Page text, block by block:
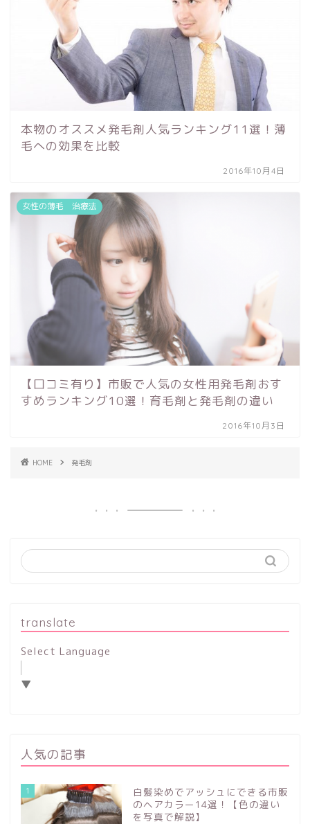
本物のオススメ発毛剤人気ランキング11選！薄
毛への効果を比較
2016年10月4日
女性の薄毛 治療法
【口コミ有り】市販で人気の女性用発毛剤おす
すめランキング10選！育毛剤と発毛剤の違い
2016年10月3日
HOME 発毛剤
translate
Select Language
▼
人気の記事
1
白髪染めでアッシュにできる市販
のヘアカラー14選！【色の違い
を写真で解説】